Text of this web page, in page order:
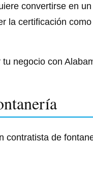
convertirse en
la certificación
negocio con
contratista de